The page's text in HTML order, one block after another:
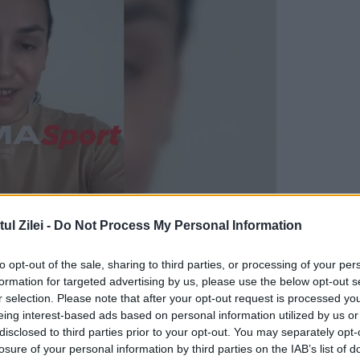
Zilei - Do Not Process My Personal Information
opt-out of the sale, sharing to third parties, or processing of your
for targeted advertising by us, please use the below opt-out
selection. Please note that after your opt-out request is processed
interest-based ads based on personal information utilized by us
to third parties prior to your opt-out. You may separately
of your personal information by third parties on the IAB’s list of
în care putem vedea anexarea de către
şi plasează Crimeea pe teritoriul ucrainian. În
administrată de Kiev, ceea ce a costat